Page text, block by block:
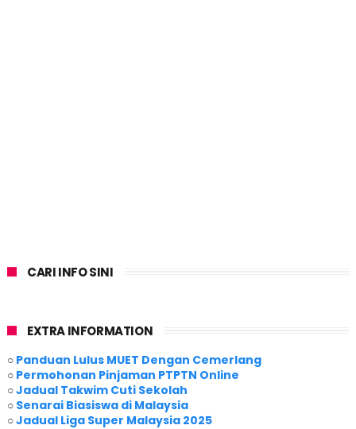
CARI INFO SINI
EXTRA INFORMATION
○ Panduan Lulus MUET Dengan Cemerlang
○ Permohonan Pinjaman PTPTN Online
○Jadual Takwim Cuti Sekolah
○ Senarai Biasiswa di Malaysia
○Jadual Liga Super Malaysia 2025